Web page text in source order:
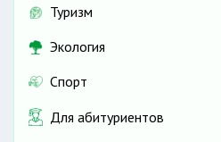
Туризм
Экология
Спорт
Для абитуриентов